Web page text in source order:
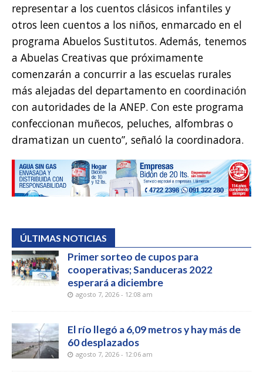
representar a los cuentos clásicos infantiles y
otros leen cuentos a los niños, enmarcado en el
programa Abuelos Sustitutos. Además, tenemos
a Abuelas Creativas que próximamente
comenzarán a concurrir a las escuelas rurales
más alejadas del departamento en coordinación
con autoridades de la ANEP. Con este programa
confeccionan muñecos, peluches, alfombras o
dramatizan un cuento”, señaló la coordinadora.
ÚLTIMAS NOTICIAS
Primer sorteo de cupos para
cooperativas; Sanduceras 2022
esperará a diciembre
agosto 7, 2026 - 12:08 am
El río llegó a 6,09 metros y hay más de
60 desplazados
agosto 7, 2026 - 12:06 am